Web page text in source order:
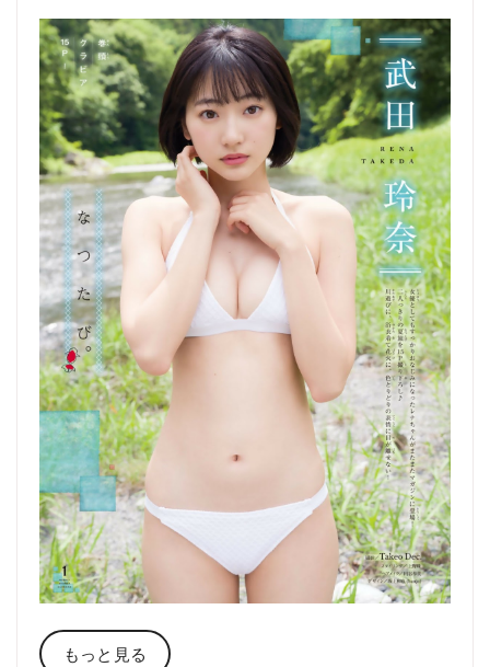
もっと見る